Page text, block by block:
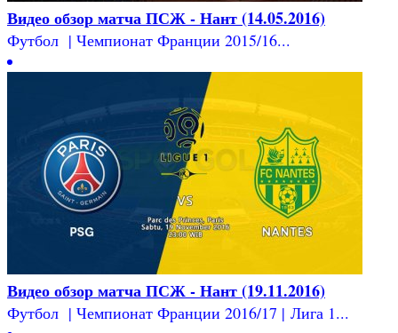
Видео обзор матча ПСЖ - Нант (14.05.2016)
Футбол | Чемпионат Франции 2015/16...
Видео обзор матча ПСЖ - Нант (19.11.2016)
Футбол | Чемпионат Франции 2016/17 | Лига 1...